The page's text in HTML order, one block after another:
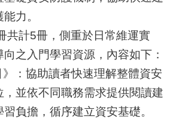
力。
共計5冊，側重於日常維運實
之入門學習資源，內容如下：
：協助讀者快速理解整體資安
，並依不同職務需求提供閱讀建
負擔，循序建立資安基礎。